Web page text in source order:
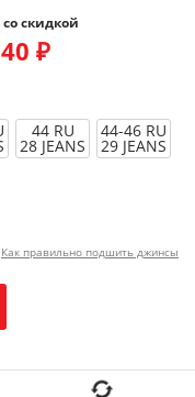
скидкой
₽
44 RU
28 JEANS
44-46 RU
29 JEANS
Как правильно подшить джинсы